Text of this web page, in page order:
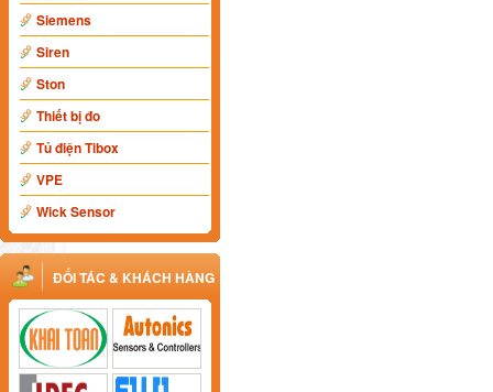
Siemens
Siren
Ston
Thiết bị đo
Tủ điện Tibox
VPE
Wick Sensor
ĐỐI TÁC & KHÁCH HÀNG